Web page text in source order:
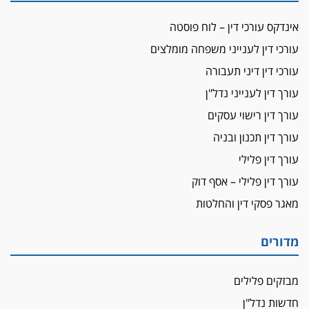
פיקטיביות בשם פלסטינים
על המידתיות
ביה"ד המשמעתי ביטל השעיה לצמיתות של
עורכת-דין שהביעה שמחה ב-7 באוקטובר
אשם
עו"ד הלל בבייב הורשע בהונאת עשרות לקוחות,
ההסדר: 7-9 שנות מאסר
דין ומקרקעין
עורך דין ברמת השרון נחקר בחשד למרמה בעסקת
תובעת משטרתית פוטרה בחשד לעישון סמים
שנחשף בפעילות בלשים בטלגרם
לא בכל יום
אינדקס עורכי דין – לוח פוסטה
עורכי דין לענייני משפחה מומלצים
עורכי דין דיני תעבורה
עורך דין לענייני נדל"ן
עורך דין רישוי עסקים
עורך דין תכנון ובניה
עורך דין פלילי
עורך דין פלילי – אסף דוק
מאגר פסקי דין והחלטות
מדורים
מבזקים פלילים
חדשות נדל"ן